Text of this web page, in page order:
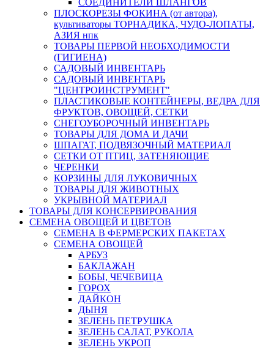
СОЕДИНИТЕЛИ ШЛАНГОВ
ПЛОСКОРЕЗЫ ФОКИНА (от автора),
культиваторы ТОРНАДИКА, ЧУДО-ЛОПАТЫ,
АЗИЯ нпк
ТОВАРЫ ПЕРВОЙ НЕОБХОДИМОСТИ
(ГИГИЕНА)
САДОВЫЙ ИНВЕНТАРЬ
САДОВЫЙ ИНВЕНТАРЬ
"ЦЕНТРОИНСТРУМЕНТ"
ПЛАСТИКОВЫЕ КОНТЕЙНЕРЫ, ВЕДРА ДЛЯ
ФРУКТОВ, ОВОЩЕЙ, СЕТКИ
СНЕГОУБОРОЧНЫЙ ИНВЕНТАРЬ
ТОВАРЫ ДЛЯ ДОМА И ДАЧИ
ШПАГАТ, ПОДВЯЗОЧНЫЙ МАТЕРИАЛ
СЕТКИ ОТ ПТИЦ, ЗАТЕНЯЮЩИЕ
ЧЕРЕНКИ
КОРЗИНЫ ДЛЯ ЛУКОВИЧНЫХ
ТОВАРЫ ДЛЯ ЖИВОТНЫХ
УКРЫВНОЙ МАТЕРИАЛ
ТОВАРЫ ДЛЯ КОНСЕРВИРОВАНИЯ
СЕМЕНА ОВОЩЕЙ И ЦВЕТОВ
СЕМЕНА В ФЕРМЕРСКИХ ПАКЕТАХ
СЕМЕНА ОВОЩЕЙ
АРБУЗ
БАКЛАЖАН
БОБЫ, ЧЕЧЕВИЦА
ГОРОХ
ДАЙКОН
ДЫНЯ
ЗЕЛЕНЬ ПЕТРУШКА
ЗЕЛЕНЬ САЛАТ, РУКОЛА
ЗЕЛЕНЬ УКРОП